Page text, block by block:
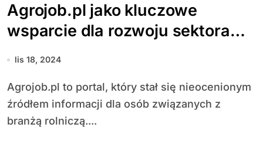
Agrojob.pl jako kluczowe
wsparcie dla rozwoju sektora
rolniczego w Polsce
lis 18, 2024
Agrojob.pl to portal, który stał się nieocenionym
źródłem informacji dla osób związanych z
branżą rolniczą....